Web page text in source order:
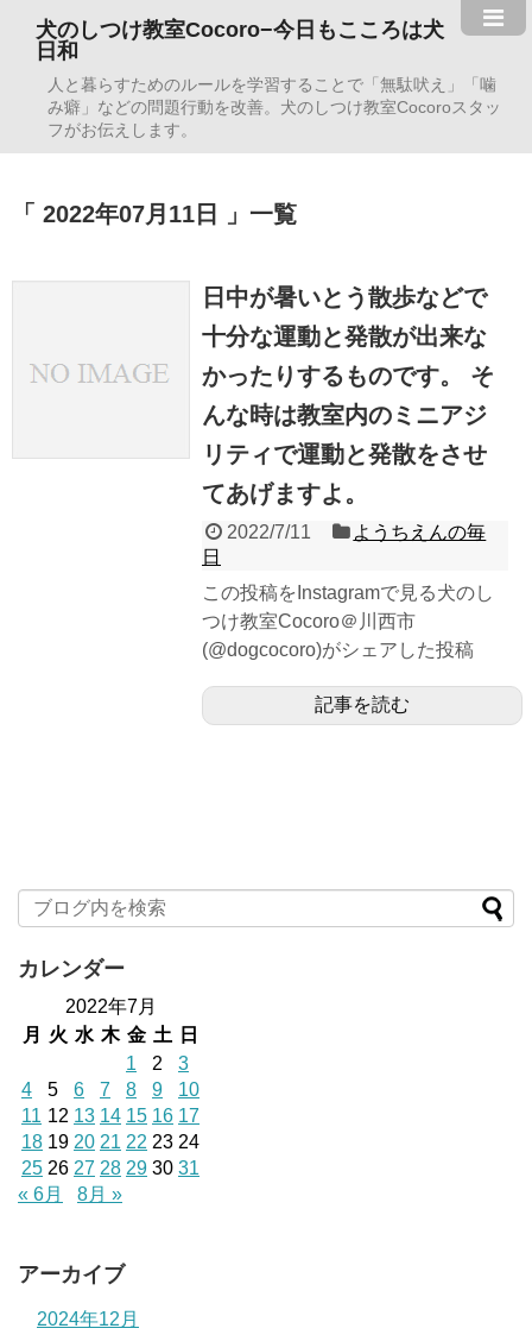
犬のしつけ教室Cocoro−今日もこころは犬
日和
人と暮らすためのルールを学習することで「無駄吠え」「噛
み癖」などの問題行動を改善。犬のしつけ教室Cocoroスタッ
フがお伝えします。
2022年07月11日 一覧
日中が暑いとう散歩などで
十分な運動と発散が出来な
かったりするものです。 そ
んな時は教室内のミニアジ
リティで運動と発散をさせ
てあげますよ。
2022/7/11
ようちえんの毎
日
この投稿をInstagramで見る犬のし
つけ教室Cocoro＠川西市
(@dogcocoro)がシェアした投稿
記事を読む
カレンダー
2022年7月
月
火 水 木 金 土
日
1
2
3
4
5 6 7 8 9
10
11 12 13 14 15 16 17
18 19 20 21 22 23 24
25 26 27 28 29 30 31
« 6月
8月 »
アーカイブ
2024年12月